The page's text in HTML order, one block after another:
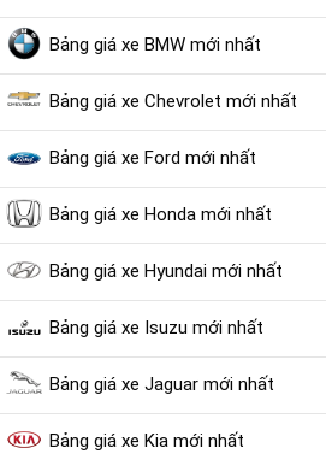
Bảng giá xe BMW mới nhất
Bảng giá xe Chevrolet mới nhất
Bảng giá xe Ford mới nhất
Bảng giá xe Honda mới nhất
Bảng giá xe Hyundai mới nhất
Bảng giá xe Isuzu mới nhất
Bảng giá xe Jaguar mới nhất
Bảng giá xe Kia mới nhất